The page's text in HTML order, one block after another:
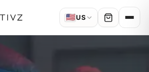
🇺🇸US